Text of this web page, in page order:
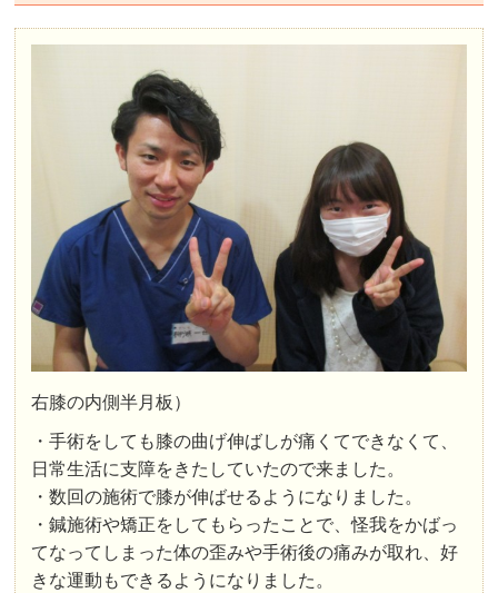
右膝の内側半月板）
・手術をしても膝の曲げ伸ばしが痛くてできなくて、
日常生活に支障をきたしていたので来ました。
・数回の施術で膝が伸ばせるようになりました。
・鍼施術や矯正をしてもらったことで、怪我をかばっ
てなってしまった体の歪みや手術後の痛みが取れ、好
きな運動もできるようになりました。